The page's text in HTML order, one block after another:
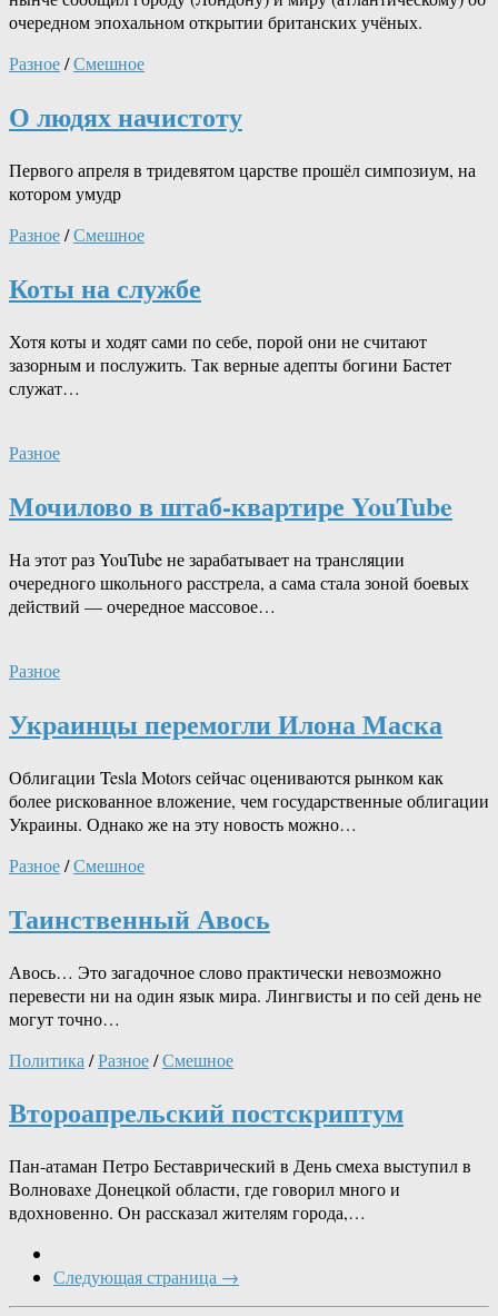
очередном эпохальном открытии британских учёных.
Разное/Смешное
О людях начистоту
Первого апреля в тридевятом царстве прошёл симпозиум, на
котором умудр
Разное/Смешное
Коты на службе
Хотя коты и ходят сами по себе, порой они не считают
зазорным и послужить. Так верные адепты богини Бастет
служат…
Разное
Мочилово в штаб-квартире YouTube
На этот раз YouTube не зарабатывает на трансляции
очередного школьного расстрела, а сама стала зоной боевых
действий — очередное массовое…
Разное
Украинцы перемогли Илона Маска
Облигации Tesla Motors сейчас оцениваются рынком как
более рискованное вложение, чем государственные облигации
Украины. Однако же на эту новость можно…
Разное/Смешное
Таинственный Авось
Авось… Это загадочное слово практически невозможно
перевести ни на один язык мира. Лингвисты и по сей день не
могут точно…
Политика /Разное/Смешное
Второапрельский постскриптум
Пан-атаман Петро Беставрический в День смеха выступил в
Волновахе Донецкой области, где говорил много и
вдохновенно. Он рассказал жителям города,…
Следующая страница →